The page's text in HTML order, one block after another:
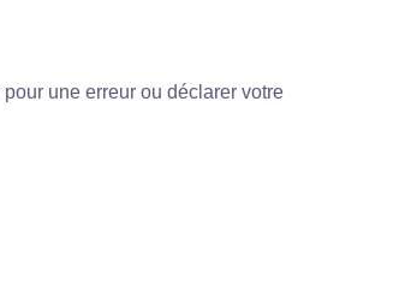
une erreur ou déclarer votre